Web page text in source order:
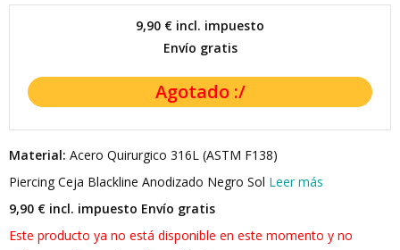
9,90 € incl. impuesto
Envío gratis
Material: Acero Quirurgico 316L (ASTM F138)
Piercing Ceja Blackline Anodizado Negro Sol Leer más
9,90 € incl. impuesto Envío gratis
Este producto ya no está disponible en este momento y no